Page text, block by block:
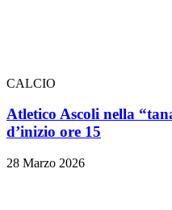
CALCIO
Atletico Ascoli nella
d’inizio ore 15
28 Marzo 2026